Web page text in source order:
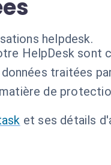
helpdesk.
HelpDesk sont
traitées
de
et ses détails